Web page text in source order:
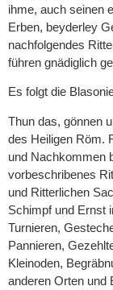
ihme, auch seinen
Erben, beyderley
nachfolgendes
führen gnädiglich
Es folgt die
Thun das, gönnen
des Heiligen Röm.
und Nachkommen
vorbeschribenes
und Ritterlichen
Schimpf und Ernst
Turnieren,
Pannieren,
Kleinoden,
anderen Orten und